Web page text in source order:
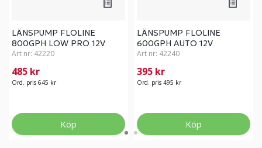
LÄNSPUMP FLOLINE
800GPH LOW PRO 12V
Art nr: 42220
485 kr
Ord. pris 645 kr
Köp
LÄNSPUMP FLOLINE
600GPH AUTO 12V
Art nr: 42240
395 kr
Ord. pris 495 kr
Köp